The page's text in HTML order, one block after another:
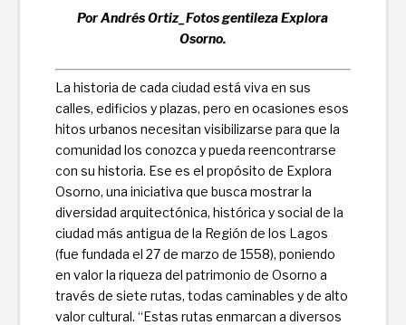
Por Andrés Ortiz_Fotos gentileza Explora
Osorno.
La historia de cada ciudad está viva en sus
calles, edifi­cios y plazas, pero en ocasiones esos
hitos urbanos necesitan visibilizarse para que la
comunidad los conozca y pueda reencontrarse
con su historia. Ese es el propósito de Explora
Osorno, una iniciativa que busca mostrar la
diversidad arquitectónica, histórica y social de la
ciudad más antigua de la Región de los Lagos
(fue fundada el 27 de marzo de 1558), poniendo
en valor la riqueza del patrimonio de Osorno a
través de siete rutas, todas caminables y de alto
valor cultural. “Estas rutas enmarcan a diversos